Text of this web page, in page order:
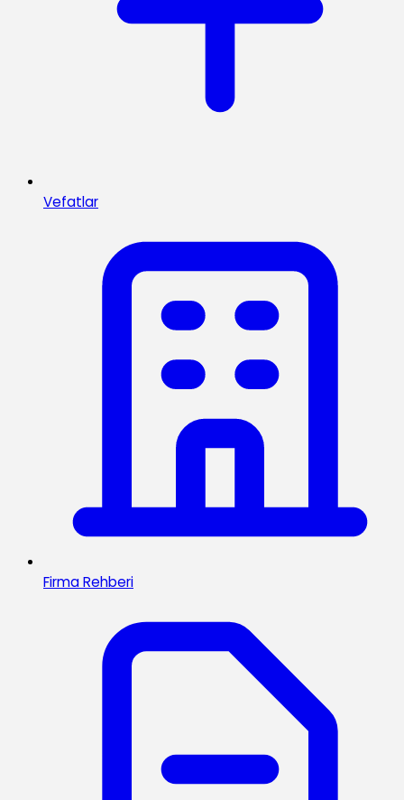
Vefatlar
Firma Rehberi